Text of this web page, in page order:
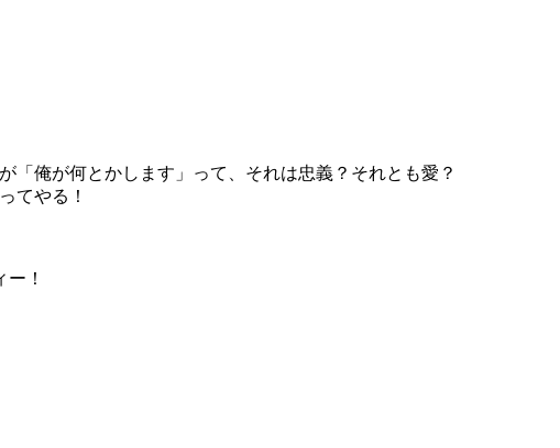
「俺が何とかします」って、それは忠義？それとも愛？
てやる！
！